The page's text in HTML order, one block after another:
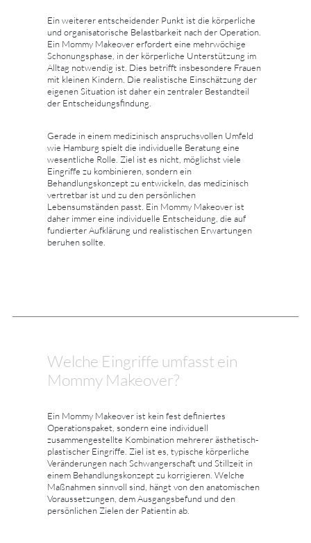
Ein weiterer entscheidender Punkt ist die körperliche
und organisatorische Belastbarkeit nach der Operation.
Ein Mommy Makeover erfordert eine mehrwöchige
Schonungsphase, in der körperliche Unterstützung im
Alltag notwendig ist. Dies betrifft insbesondere Frauen
mit kleinen Kindern. Die realistische Einschätzung der
eigenen Situation ist daher ein zentraler Bestandteil
der Entscheidungsfindung.
Gerade in einem medizinisch anspruchsvollen Umfeld
wie Hamburg spielt die individuelle Beratung eine
wesentliche Rolle. Ziel ist es nicht, möglichst viele
Eingriffe zu kombinieren, sondern ein
Behandlungskonzept zu entwickeln, das medizinisch
vertretbar ist und zu den persönlichen
Lebensumständen passt. Ein Mommy Makeover ist
daher immer eine individuelle Entscheidung, die auf
fundierter Aufklärung und realistischen Erwartungen
beruhen sollte.
Welche Eingriffe umfasst ein
Mommy Makeover?
Ein Mommy Makeover ist kein fest definiertes
Operationspaket, sondern eine individuell
zusammengestellte Kombination mehrerer ästhetisch-
plastischer Eingriffe. Ziel ist es, typische körperliche
Veränderungen nach Schwangerschaft und Stillzeit in
einem Behandlungskonzept zu korrigieren. Welche
Maßnahmen sinnvoll sind, hängt von den anatomischen
Voraussetzungen, dem Ausgangsbefund und den
persönlichen Zielen der Patientin ab.